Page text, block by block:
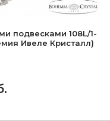
подвесками 108L/1-
Ивеле Кристалл)